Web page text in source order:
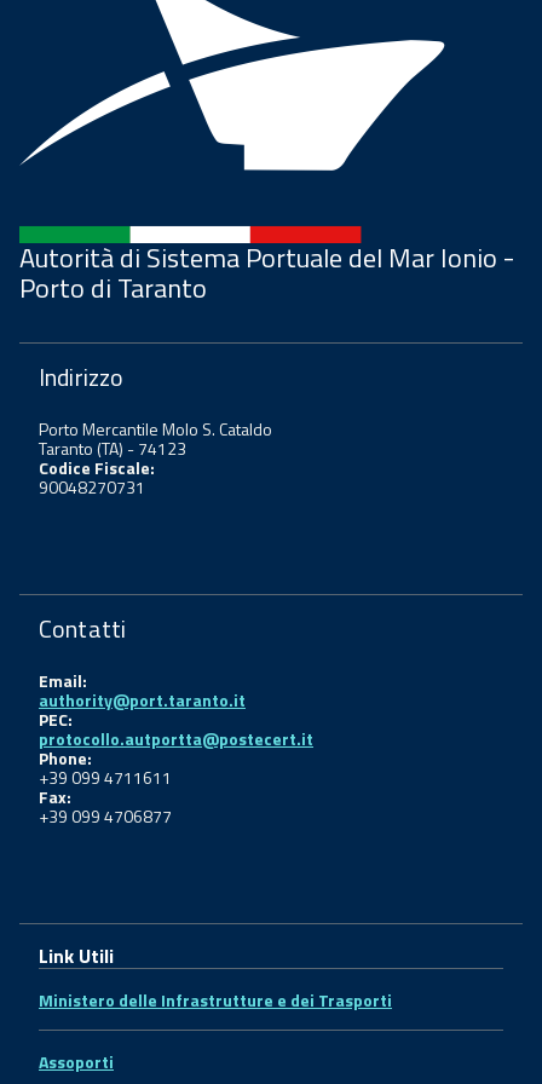
Autorità di Sistema Portuale del Mar Ionio -
Porto di Taranto
Indirizzo
Porto Mercantile Molo S. Cataldo
Taranto (TA) - 74123
Codice Fiscale:
90048270731
Contatti
Email:
authority@port.taranto.it
PEC:
protocollo.autportta@postecert.it
Phone:
+39 099 4711611
Fax:
+39 099 4706877
Link Utili
Ministero delle Infrastrutture e dei Trasporti
Assoporti